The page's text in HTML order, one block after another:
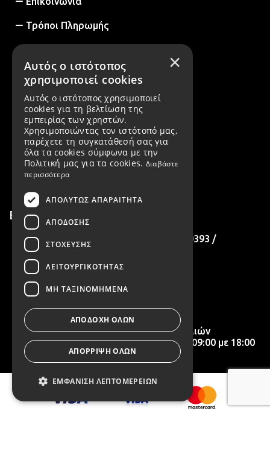
Τρόποι Πληρωμής
Παρακολούθηση Αποστολής
Πολιτική Επιστροφών
Πολιτική Ακύρωσης
Όροι Χρήσης
Πολιτική Απορρήτου
Επικοινωνία
Τηλέφωνο παραγγελιών 2130320393 /
6985876689
Το τηλεφωνικό κέντρο παραγγελιών
λειτουργεί Δευτέρα-Παρασκευή 09:00 με 18:00
×
Αυτός ο ιστότοπος
χρησιμοποιεί cookies
Αυτός ο ιστότοπος χρησιμοποιεί
cookies για τη βελτίωση της
εμπειρίας των χρηστών.
Χρησιμοποιώντας τον ιστότοπό μας,
παρέχετε τη συγκατάθεσή σας για
όλα τα cookies σύμφωνα με την
Πολιτική μας για τα cookies. Διαβάστε
περισσότερα
ΑΠΟΛΎΤΩΣ ΑΠΑΡΑΊΤΗΤΑ
ΑΠΌΔΟΣΗΣ
ΣΤΌΧΕΥΣΗΣ
ΛΕΙΤΟΥΡΓΙΚΌΤΗΤΑΣ
ΜΗ ΤΑΞΙΝΟΜΗΜΈΝΑ
ΑΠΟΔΟΧΉ ΌΛΩΝ
ΑΠΌΡΡΙΨΗ ΌΛΩΝ
ΕΜΦΆΝΙΣΗ ΛΕΠΤΟΜΕΡΕΙΏΝ